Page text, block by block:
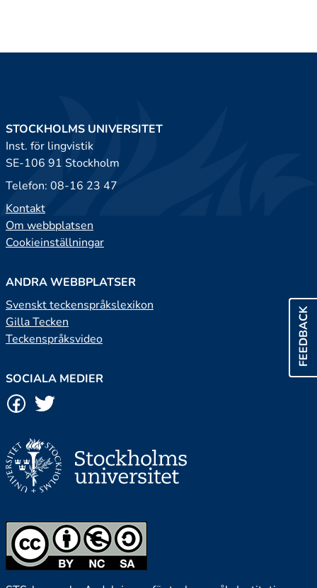
FEEDBACK
STOCKHOLMS UNIVERSITET
Inst. för lingvistik
SE-106 91 Stockholm
Telefon: 08-16 23 47
Kontakt
Om webbplatsen
Cookieinställningar
ANDRA WEBBPLATSER
Svenskt teckenspråkslexikon
Gilla Tecken
Teckenspråksvideo
SOCIALA MEDIER